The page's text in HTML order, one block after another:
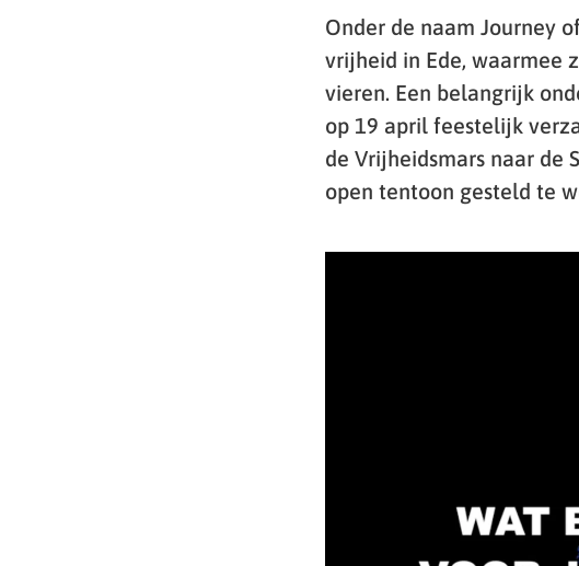
Onder de naam Journey
vrijheid in Ede, waarmee
vieren. Een belangrijk
op 19 april feestelijk
de Vrijheidsmars naar de
open tentoon gesteld te